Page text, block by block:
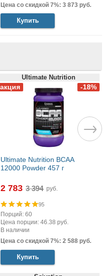
Цена со скидкой 7%: 3 873 руб.
Купить
Ultimate Nutrition
Ultimate Nutrition BCAA
12000 Powder 457 г
2 783 руб.
95
Порций: 60
Цена порции: 46.38 руб.
В наличии
Цена со скидкой 7%: 2 588 руб.
Купить